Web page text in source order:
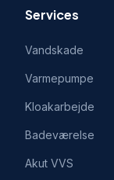
Services
Vandskade
Varmepumpe
Kloakarbejde
Badeværelse
Akut VVS